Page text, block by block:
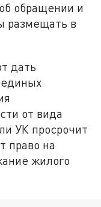
обращении и
размещать в
дать
от вида
УК просрочит
право на
жилого